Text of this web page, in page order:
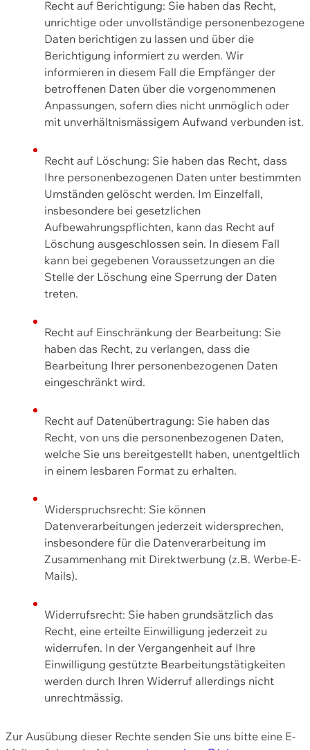
Recht auf Berichtigung: Sie haben das Recht,
unrichtige oder unvollständige personenbezogene
Daten berichtigen zu lassen und über die
Berichtigung informiert zu werden. Wir
informieren in diesem Fall die Empfänger der
betroffenen Daten über die vorgenommenen
Anpassungen, sofern dies nicht unmöglich oder
mit unverhältnismässigem Aufwand verbunden ist.
Recht auf Löschung: Sie haben das Recht, dass
Ihre personenbezogenen Daten unter bestimmten
Umständen gelöscht werden. Im Einzelfall,
insbesondere bei gesetzlichen
Aufbewahrungspflichten, kann das Recht auf
Löschung ausgeschlossen sein. In diesem Fall
kann bei gegebenen Voraussetzungen an die
Stelle der Löschung eine Sperrung der Daten
treten.
Recht auf Einschränkung der Bearbeitung: Sie
haben das Recht, zu verlangen, dass die
Bearbeitung Ihrer personenbezogenen Daten
eingeschränkt wird.
Recht auf Datenübertragung: Sie haben das
Recht, von uns die personenbezogenen Daten,
welche Sie uns bereitgestellt haben, unentgeltlich
in einem lesbaren Format zu erhalten.
Widerspruchsrecht: Sie können
Datenverarbeitungen jederzeit widersprechen,
insbesondere für die Datenverarbeitung im
Zusammenhang mit Direktwerbung (z.B. Werbe-E-
Mails).
Widerrufsrecht: Sie haben grundsätzlich das
Recht, eine erteilte Einwilligung jederzeit zu
widerrufen. In der Vergangenheit auf Ihre
Einwilligung gestützte Bearbeitungstätigkeiten
werden durch Ihren Widerruf allerdings nicht
unrechtmässig.
Zur Ausübung dieser Rechte senden Sie uns bitte eine E-